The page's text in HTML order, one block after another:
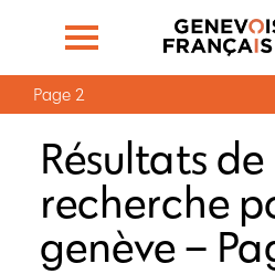
Page 2
Résultats de
recherche
genève –